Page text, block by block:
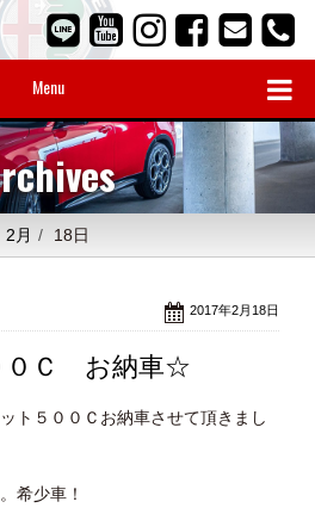
Menu
2月 18日
2017年2月18日
０Ｃ お納車☆
ト５００Ｃお納車させて頂きまし
希少車！